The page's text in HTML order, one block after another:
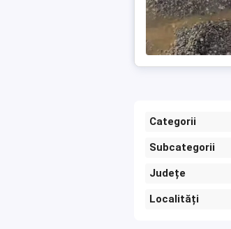
Categorii
Subcategorii
Județe
Localități